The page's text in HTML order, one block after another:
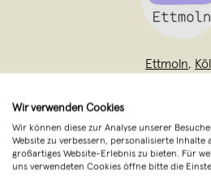
Ettmoln,
Filzfiguren und
um, wir stellen für euch
Wir verwenden Cookies
Wir können diese zur Analyse unserer
Website zu verbessern, personalisierte Inhalte
großartiges Website-Erlebnis zu bieten. Für
uns verwendeten Cookies öffne bitte die